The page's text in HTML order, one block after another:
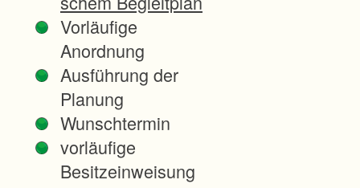
geschaffen. Eine
Korbmatten/Mäthi im
durch Bodenordnung
Vorläufige
Anordnung
Ausführung der
Planung
Wunschtermin
vorläufige
Besitzeinweisung